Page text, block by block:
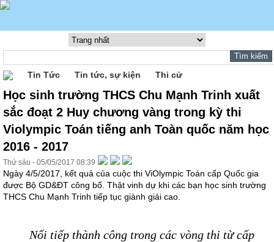
Tin Tức Tin tức, sự kiện Thi cử
Học sinh trường THCS Chu Mạnh Trinh xuất
sắc đoạt 2 Huy chương vàng trong kỳ thi
Violympic Toán tiếng anh Toàn quốc năm học
2016 - 2017
Thứ sáu - 05/05/2017 08:39
Ngày 4/5/2017, kết quả của cuộc thi ViOlympic Toán cấp Quốc gia
được Bộ GD&ĐT công bố. Thật vinh dự khi các bạn học sinh trường
THCS Chu Mạnh Trinh tiếp tục giành giải cao.
Nối tiếp thành công trong các vòng thi từ cấp